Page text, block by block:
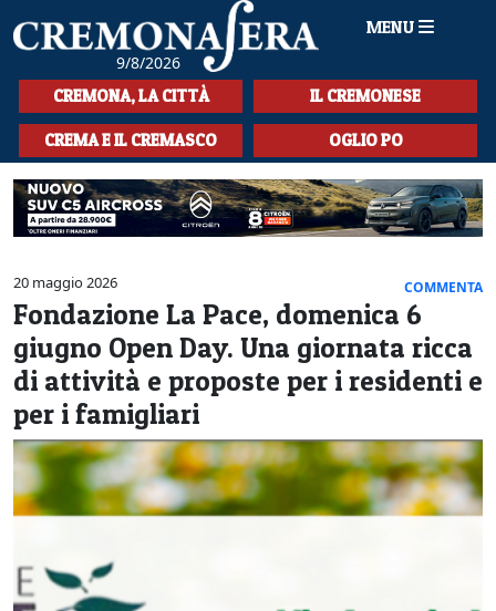
9/8/2026
MENU
HOME
CRONACA
SPORT
LA MUSICA
CULTURA
LA STORIA
SPETTACOLI
L'EDITORIALE
SEZIONI
CERCA
CREMONA, LA CITTÀ IL CREMONESE
CREMA E IL CREMASCO OGLIO PO
20 maggio 2026 COMMENTA
Fondazione La Pace, domenica 6
giugno Open Day. Una giornata ricca
di attività e proposte per i residenti e
per i famigliari